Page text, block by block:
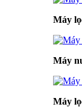
Máy
Máy
Máy